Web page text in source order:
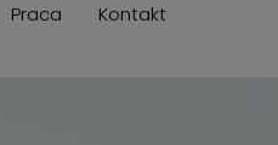
Praca Kontakt